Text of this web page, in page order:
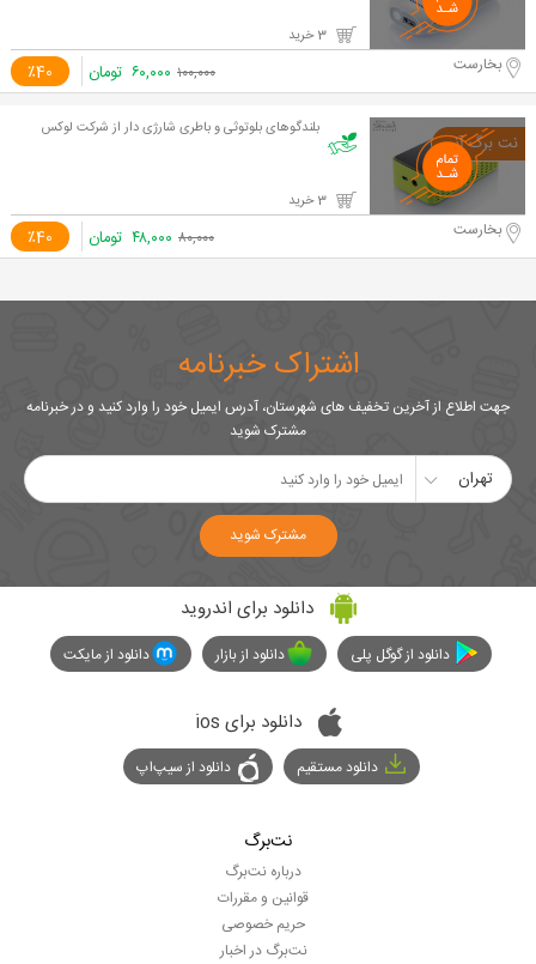
٪40 بخارست ۱۰۰,۰۰۰ ۶۰,۰۰۰ تومان
بلندگوهای بلوتوثی و باطری شارژی دار از شرکت لوکس
٪40 بخارست ۸۰,۰۰۰ ۴۸,۰۰۰ تومان
اشتراک خبرنامه
جهت اطلاع از آخرین تخفیف های شهرستان، آدرس ایمیل خود را وارد کنید و در خبرنامه
مشترک شوید
تهران
مشترک شوید
دانلود برای اندروید
دانلود از گوگل پلی دانلود از بازار دانلود از مایکت
دانلود برای ios
دانلود مستقیم دانلود از سیپ‌اپ
نت‌برگ
درباره نت‌برگ
قوانین و مقررات
حریم خصوصی
نت‌برگ در اخبار